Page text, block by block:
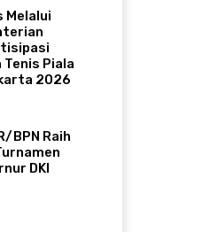
Melalui
Piala
2026
BPN Raih
DKI